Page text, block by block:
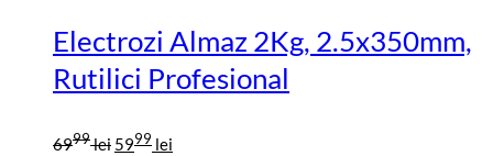
Electrozi Almaz 2Kg, 2.5x350mm,
Rutilici Profesional
6999 lei Prețul
5999 lei